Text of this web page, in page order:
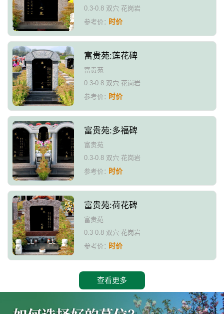
0.3-0.8 双穴 花岗岩
参考价：时价
富贵苑:莲花碑
富贵苑
0.3-0.8 双穴 花岗岩
参考价：时价
富贵苑:多福碑
富贵苑
0.3-0.8 双穴 花岗岩
参考价：时价
富贵苑:荷花碑
富贵苑
0.3-0.8 双穴 花岗岩
参考价：时价
查看更多